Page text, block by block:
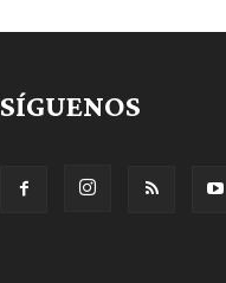
SÍGUENOS